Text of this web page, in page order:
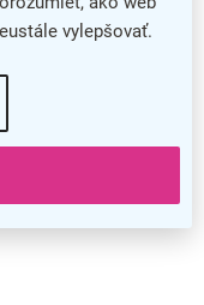
vylepšovať.
využitím v